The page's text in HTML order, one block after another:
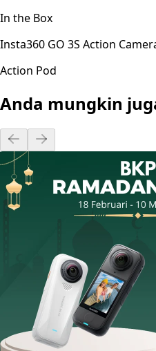
In the Box
Insta360 GO 3S Action
Action Pod
Anda mungkin